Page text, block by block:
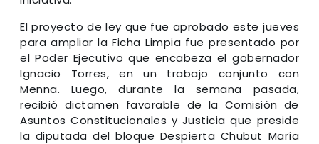
El proyecto de ley que fue aprobado este jueves
para ampliar la Ficha Limpia fue presentado por
el Poder Ejecutivo que encabeza el gobernador
Ignacio Torres, en un trabajo conjunto con
Menna. Luego, durante la semana pasada,
recibió dictamen favorable de la Comisión de
Asuntos Constitucionales y Justicia que preside
la diputada del bloque Despierta Chubut María